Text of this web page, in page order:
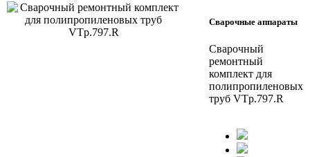
Сварочные аппараты
Сварочный
ремонтный
комплект для
полипропиленовых
труб VTp.797.R